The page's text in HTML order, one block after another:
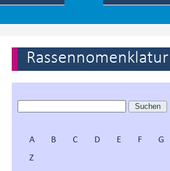
Rassennomenklatur
A B C D E F G
Z